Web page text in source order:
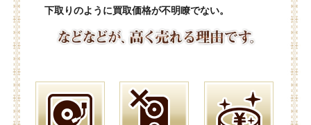
下取りのように買取価格が不明瞭でない。